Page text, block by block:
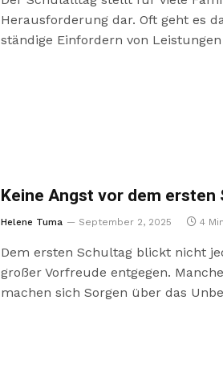
Herausforderung dar. Oft geht es
ständige Einfordern von
Keine Angst vor dem ersten
Helene Tuma September 2, 2025 4
Dem ersten Schultag blickt nicht
großer Vorfreude entgegen.
machen sich Sorgen über das